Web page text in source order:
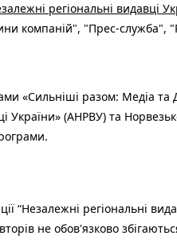
регіональні видавці
компаній", "Прес-служба",
«Сильніші разом: Медіа та
України» (АНРВУ) та
“Незалежні регіональні
не обов'язково